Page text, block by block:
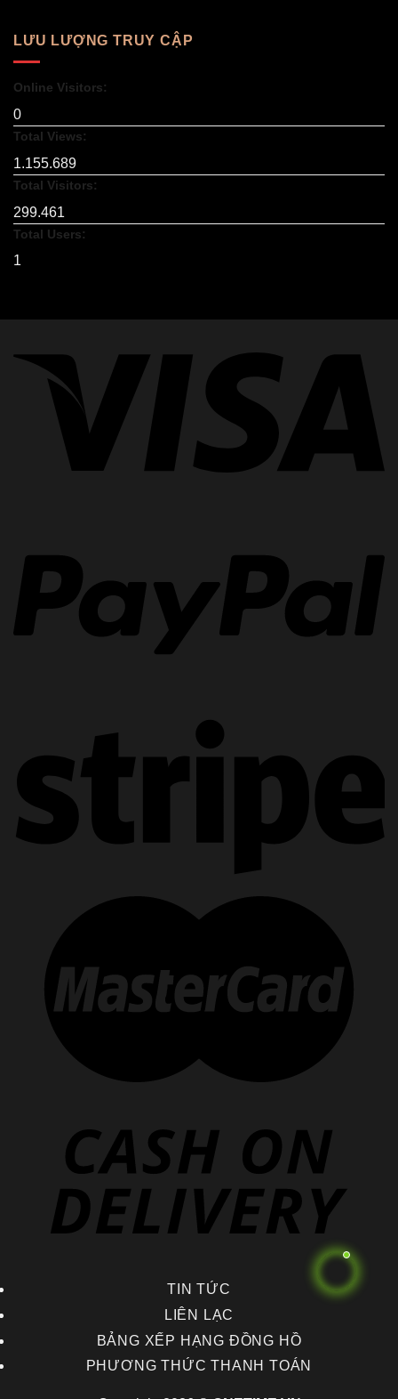
LƯU LƯỢNG TRUY CẬP
Online Visitors:
0
Total Views:
1.155.689
Total Visitors:
299.461
Total Users:
1
TIN TỨC
LIÊN LẠC
BẢNG XẾP HẠNG ĐỒNG HỒ
PHƯƠNG THỨC THANH TOÁN